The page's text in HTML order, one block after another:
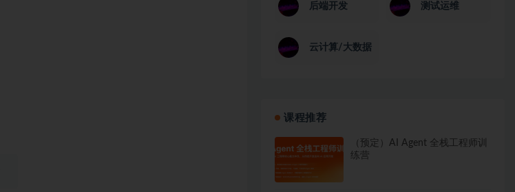
后端开发 测试运维
云计算/大数据
课程推荐
（预定）AI Agent 全栈工程师训
练营